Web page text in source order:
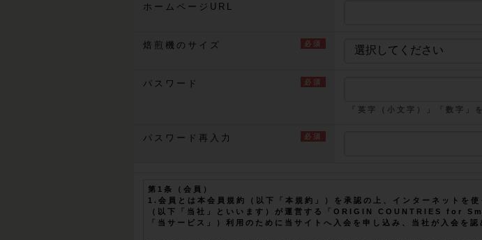
ホームページURL
焙煎機のサイズ
パスワード
「英字（小文字）」「数字
パスワード再入力
第1条（会員）
1.会員とは本会員規約（以下「本規約」）を承認の上、インターネット
（以下「当社」といいます）が運営する「ORIGIN COUNTRIES for
「当サービス」）利用のために当サイトへ入会を申し込み、当社が入会を